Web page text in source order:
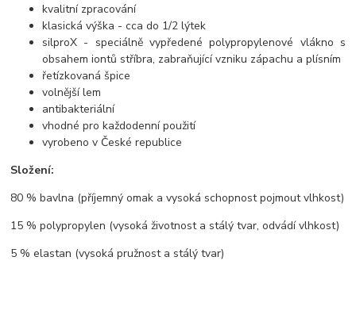
kvalitní zpracování
klasická výška - cca do 1/2 lýtek
silproX - speciálně vypředené polypropylenové vlákno s
obsahem iontů stříbra, zabraňující vzniku zápachu a plísním
řetízkovaná špice
volnější lem
antibakteriální
vhodné pro každodenní použití
vyrobeno v České republice
Složení:
80 % bavlna (příjemný omak a vysoká schopnost pojmout vlhkost)
15 % polypropylen (vysoká životnost a stálý tvar, odvádí vlhkost)
5 % elastan (vysoká pružnost a stálý tvar)